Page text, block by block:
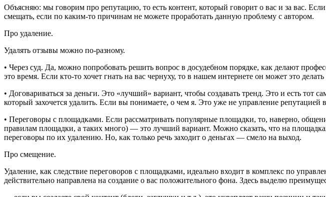
Объясняю: мы говорим про репутацию, то есть контент, который говорит о вас и за вас.
смещать, если по каким-то причинам не можете проработать данную проблему с автором.
Про удаление.
Удалять отзывы можно по-разному.
• Через суд. Да, можно попробовать решить вопрос в досудебном порядке, как делают
это время. Если кто-то хочет гнать на вас чернуху, то в нашем интернете он может это
• Договариваться за деньги. Это «лучший» вариант, чтобы создавать тренд. Это и есть тот
который захочется удалить. Если вы понимаете, о чем я. Это уже не управление
• Переговоры с площадками. Если рассматривать популярные площадки, то, наверно,
правилам площадки, а таких много) — это лучший вариант. Можно сказать, что на
переговоры по их удалению. Но, как только речь заходит о деньгах — смело на выход.
Про смещение.
Удаление, как следствие переговоров с площадками, идеально входит в комплекс по
действительно направлена на создание о вас положительного фона. Здесь выделю